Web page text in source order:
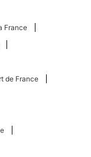
France
de France